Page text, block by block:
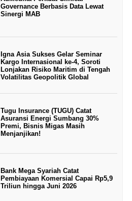
Governance Berbasis Data Lewat
Sinergi MAB
Igna Asia Sukses Gelar Seminar
Kargo Internasional ke-4, Soroti
Lonjakan Risiko Maritim di Tengah
Volatilitas Geopolitik Global
Tugu Insurance (TUGU) Catat
Asuransi Energi Sumbang 30%
Premi, Bisnis Migas Masih
Menjanjikan!
Bank Mega Syariah Catat
Pembiayaan Komersial Capai Rp5,9
Triliun hingga Juni 2026